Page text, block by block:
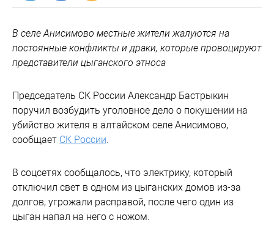
В селе Анисимово местные жители жалуются на
постоянные конфликты и драки, которые провоцируют
представители цыганского этноса
Председатель СК России Александр Бастрыкин
поручил возбудить уголовное дело о покушении на
убийство жителя в алтайском селе Анисимово,
сообщает СК России.
В соцсетях сообщалось, что электрику, который
отключил свет в одном из цыганских домов из-за
долгов, угрожали расправой, после чего один из
цыган напал на него с ножом.